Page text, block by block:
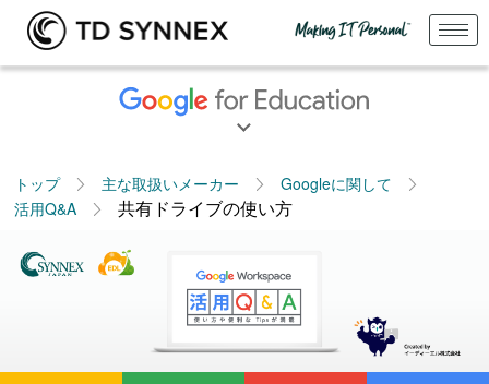
トップ 主な取扱いメーカー
Googleに関して
活用Q&A
共有ドライブの使い方